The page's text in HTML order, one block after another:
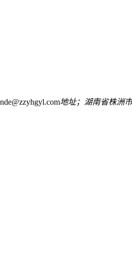
地址；湖南省株洲